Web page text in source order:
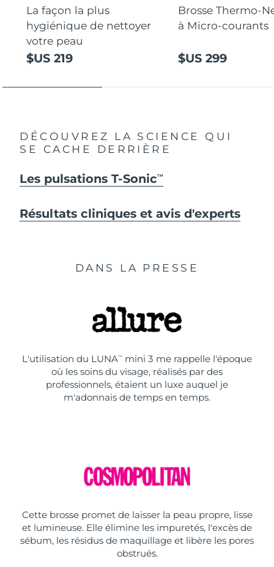
La façon la plus
hygiénique de nettoyer
votre peau
$US 219
Brosse Thermo-
à Micro-courants
$US 299
DÉCOUVREZ LA SCIENCE QUI
SE CACHE DERRIÈRE
Les pulsations T-SonicTM
Résultats cliniques et avis d'experts
DANS LA PRESSE
L'utilisation du LUNATM
mini 3 me rappelle l'époque
où les soins du visage, réalisés par des
professionnels, étaient un luxe auquel je
m'adonnais de temps en temps.
Cette brosse promet de laisser la peau propre, lisse
et lumineuse. Elle élimine les impuretés, l'excès de
sébum, les résidus de maquillage et libère les pores
obstrués.